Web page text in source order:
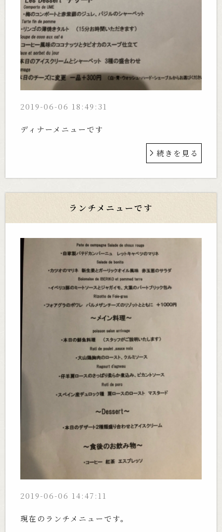
2019-06-06 18:49:31
ディナーメニューです
続きを見る
ランチメニューです
2019-06-06 14:47:11
現在のランチメニューです。